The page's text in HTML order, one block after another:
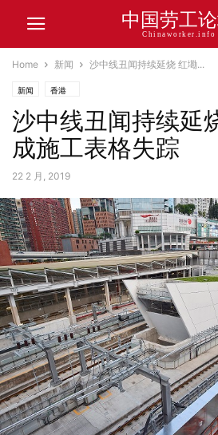
中国劳工
Chinaworker.info
Home 新闻 沙中线丑闻持续延烧 红墈...
新闻 香港
沙中线丑闻持续延
成施工表格失踪
22 2 月, 2019